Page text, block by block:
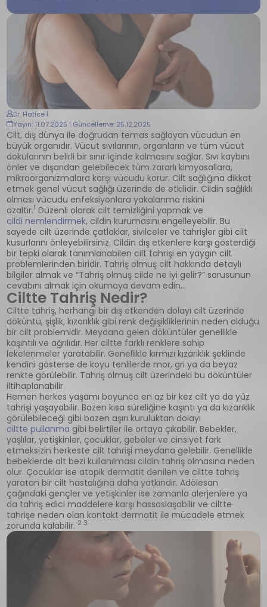
Dr. Hatice İ.
Yayın: 11.07.2025 | Güncelleme: 25.12.2025
Cilt, dış dünya ile doğrudan temas sağlayan vücudun en
büyük organıdır. Vücut sıvılarının, organların ve tüm vücut
dokularının belirli bir sınır içinde kalmasını sağlar. Sıvı kaybını
önler ve dışarıdan gelebilecek tüm zararlı kimyasallara,
mikroorganizmalara karşı vücudu korur. Cilt sağlığına dikkat
etmek genel vücut sağlığı üzerinde de etkilidir. Cildin sağlıklı
olması vücudu enfeksiyonlara yakalanma riskini
azaltır.1 Düzenli olarak cilt temizliğini yapmak ve
cildi nemlendirmek, cildin kurumasını engelleyebilir. Bu
sayede cilt üzerinde çatlaklar, sivilceler ve tahrişler gibi cilt
kusurlarını önleyebilirsiniz. Cildin dış etkenlere karşı gösterdiği
bir tepki olarak tanımlanabilen cilt tahrişi en yaygın cilt
problemlerinden biridir. Tahriş olmuş cilt hakkında detaylı
bilgiler almak ve “Tahriş olmuş cilde ne iyi gelir?” sorusunun
cevabını almak için okumaya devam edin…
Ciltte Tahriş Nedir?
Ciltte tahriş, herhangi bir dış etkenden dolayı cilt üzerinde
döküntü, şişlik, kızarıklık gibi renk değişikliklerinin neden olduğu
bir cilt problemidir. Meydana gelen döküntüler genellikle
kaşıntılı ve ağrılıdır. Her ciltte farklı renklere sahip
lekelenmeler yaratabilir. Genellikle kırmızı kızarıklık şeklinde
kendini gösterse de koyu tenlilerde mor, gri ya da beyaz
renkte görülebilir. Tahriş olmuş cilt üzerindeki bu döküntüler
iltihaplanabilir.
Hemen herkes yaşamı boyunca en az bir kez cilt ya da yüz
tahrişi yaşayabilir. Bazen kısa süreliğine kaşıntı ya da kızarıklık
görülebileceği gibi bazen aşırı kuruluktan dolayı
ciltte pullanma gibi belirtiler ile ortaya çıkabilir. Bebekler,
yaşlılar, yetişkinler, çocuklar, gebeler ve cinsiyet fark
etmeksizin herkeste cilt tahrişi meydana gelebilir. Genellikle
bebeklerde alt bezi kullanılması cildin tahriş olmasına neden
olur. Çocuklar ise atopik dermatit denilen ve ciltte tahriş
yaratan bir cilt hastalığına daha yatkındır. Adölesan
çağındaki gençler ve yetişkinler ise zamanla alerjenlere ya
da tahriş edici maddelere karşı hassaslaşabilir ve ciltte
tahrişe neden olan kontakt dermatit ile mücadele etmek
zorunda kalabilir. 2 3